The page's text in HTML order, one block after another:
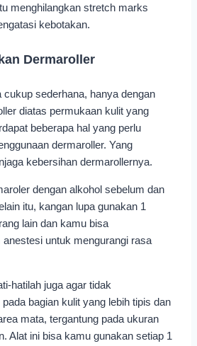
menghilangkan stretch marks
kebotakan.
Dermaroller
sederhana, hanya dengan
diatas permukaan kulit yang
beberapa hal yang perlu
dermaroller. Yang
kebersihan dermarollernya.
dengan alkohol sebelum dan
itu, kangan lupa gunakan 1
lain dan kamu bisa
untuk mengurangi rasa
hatilah juga agar tidak
bagian kulit yang lebih tipis dan
mata, tergantung pada ukuran
Alat ini bisa kamu gunakan setiap 1